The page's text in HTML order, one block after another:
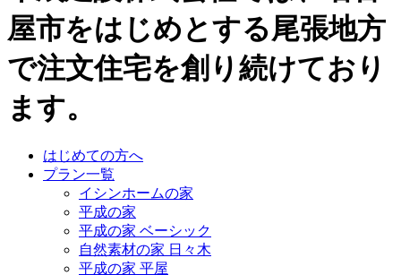
屋市をはじめとする尾張地方
で注文住宅を創り続けており
ます。
はじめての方へ
プラン一覧
イシンホームの家
平成の家
平成の家 ベーシック
自然素材の家 日々木
平成の家 平屋